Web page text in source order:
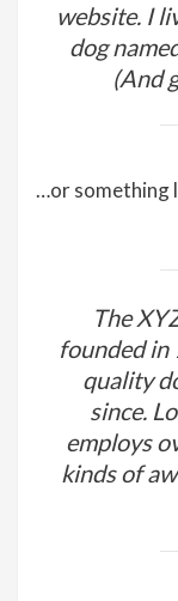
website. I
dog
(And
…or something
The
founded in
quality
since.
employs
kinds of